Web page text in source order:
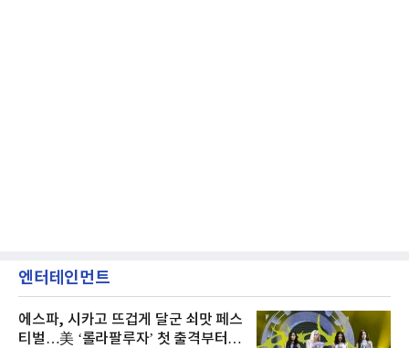
엔터테인먼트
에스파, 시카고 뜨겁게 달군 쇠맛 페스
티벌…美 ‘롤라팔루자’ 첫 출격부터